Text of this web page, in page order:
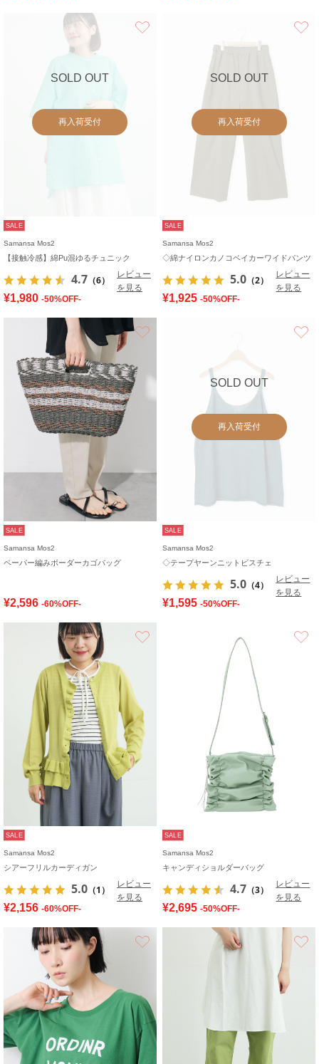
SOLD OUT
再入荷受付
SALE
Samansa Mos2
【接触冷感】綿Pu混ゆるチュニック
4.7 （6）
レビュー
を見る
¥1,980 -50%OFF-
SOLD OUT
再入荷受付
SALE
Samansa Mos2
◇綿ナイロンカノコベイカーワイドパンツ
5.0 （2）
レビュー
を見る
¥1,925 -50%OFF-
SALE
Samansa Mos2
ペーパー編みボーダーカゴバッグ
¥2,596 -60%OFF-
SOLD OUT
再入荷受付
SALE
Samansa Mos2
◇テープヤーンニットビスチェ
5.0 （4）
レビュー
を見る
¥1,595 -50%OFF-
SALE
Samansa Mos2
シアーフリルカーディガン
5.0 （1）
レビュー
を見る
¥2,156 -60%OFF-
SALE
Samansa Mos2
キャンディショルダーバッグ
4.7 （3）
レビュー
を見る
¥2,695 -50%OFF-